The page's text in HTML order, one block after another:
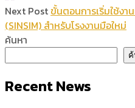
Next Post ขั้นตอนการเริ่มใช้ง
(SINSIM) สำหรับโรงงานมือใหม่
ค้นหา
Recent News